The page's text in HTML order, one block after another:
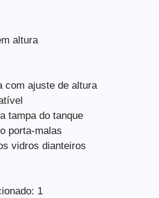
altura
com ajuste de altura
tampa do tanque
porta-malas
vidros dianteiros
1